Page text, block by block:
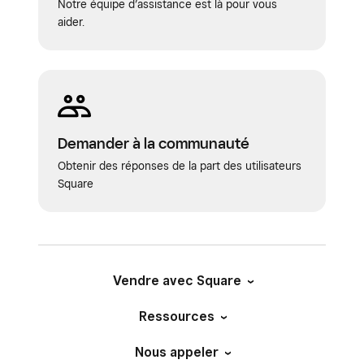
infonuagiques que nous utilisons pour transférer
fichiers et les messages envoyés via
l’appareil de l’expéditeur. SendSafely n’a jamais
accès à la clé de chiffrement nécessaire pour
d’accéder au message. Le destinataire n’a pas
pour utiliser le service.
Notre équipe d’assistance est là pour vous
aider.
Demander à la communauté
Obtenir des réponses de la part des utilisateurs
Square
Vendre avec Square
Ressources
Nous appeler